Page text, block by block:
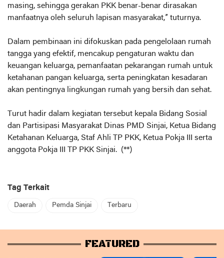
masing, sehingga gerakan PKK benar-benar dirasakan
manfaatnya oleh seluruh lapisan masyarakat,” tuturnya.
Dalam pembinaan ini difokuskan pada pengelolaan rumah
tangga yang efektif, mencakup pengaturan waktu dan
keuangan keluarga, pemanfaatan pekarangan rumah untuk
ketahanan pangan keluarga, serta peningkatan kesadaran
akan pentingnya lingkungan rumah yang bersih dan sehat.
Turut hadir dalam kegiatan tersebut kepala Bidang Sosial
dan Partisipasi Masyarakat Dinas PMD Sinjai, Ketua Bidang
Ketahanan Keluarga, Staf Ahli TP PKK, Ketua Pokja III serta
anggota Pokja III TP PKK Sinjai. (**)
Tag Terkait
Daerah Pemda Sinjai Terbaru
FEATURED